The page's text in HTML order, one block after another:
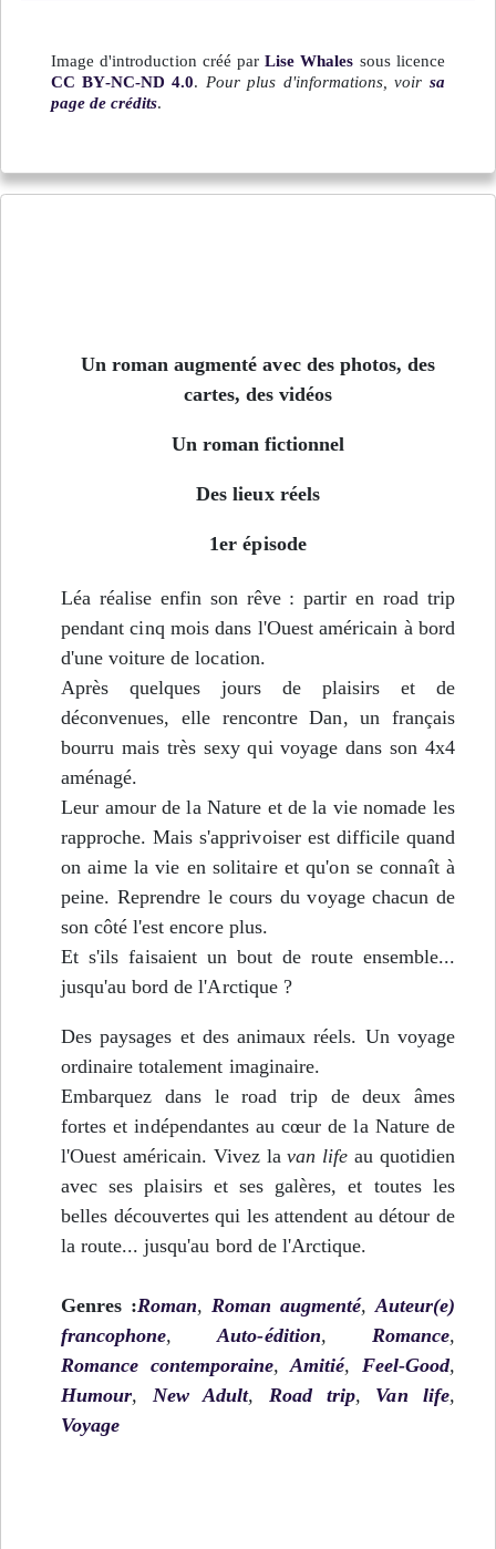
Image d'introduction créé parLise Whales sous licence
CC BY-NC-ND 4.0. Pour plus d'informations, voir sa
page de crédits.
Un roman augmenté avec des photos, des
cartes, des vidéos
Un roman fictionnel
Des lieux réels
1er épisode
Léa réalise enfin son rêve : partir en road trip
pendant cinq mois dans l'Ouest américain à bord
d'une voiture de location.
Après quelques jours de plaisirs et de
déconvenues, elle rencontre Dan, un français
bourru mais très sexy qui voyage dans son 4x4
aménagé.
Leur amour de la Nature et de la vie nomade les
rapproche. Mais s'apprivoiser est difficile quand
on aime la vie en solitaire et qu'on se connaît à
peine. Reprendre le cours du voyage chacun de
son côté l'est encore plus.
Et s'ils faisaient un bout de route ensemble...
jusqu'au bord de l'Arctique ?
Des paysages et des animaux réels. Un voyage
ordinaire totalement imaginaire.
Embarquez dans le road trip de deux âmes
fortes et indépendantes au cœur de la Nature de
l'Ouest américain. Vivez lavan life au quotidien
avec ses plaisirs et ses galères, et toutes les
belles découvertes qui les attendent au détour de
la route... jusqu'au bord de l'Arctique.
Genres :Roman, Roman augmenté,Auteur(e)
francophone,Auto-édition, Romance,
Romance contemporaine,Amitié, Feel-Good,
Humour, New Adult, Road trip, Van life,
Voyage